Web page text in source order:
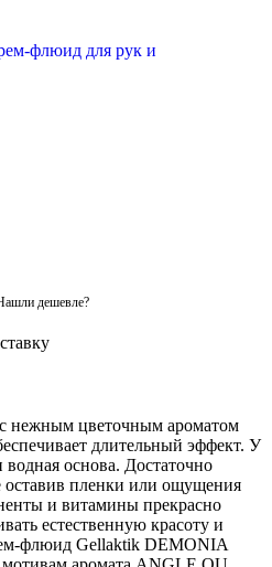
дешевле?
цветочным ароматом
длительный эффект. У
водная основа. Достаточно
пленки или ощущения
и витамины прекрасно
естественную красоту и
флюид Gellaktik DEMONIA